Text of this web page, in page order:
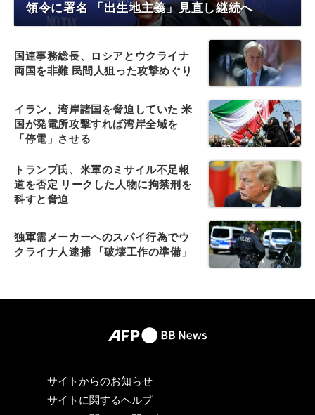
領令に署名 「出生地主義」見直し継続へ
国連事務総長、ロシアとウクライナ
両国を非難 民間人狙った攻撃めぐり
イラン、湾岸諸国を脅迫していた 米
国が発電所攻撃すれば湾岸全域を
「停電」させる
トランプ氏、米軍のミサイル不足報
道を否定 リークした人物に拘禁刑を
科すと脅迫
独軍需メーカーへのスパイ行為でウ
クライナ人逮捕 「破壊工作の準備」
サイトからのお知らせ
サイトに関するヘルプ